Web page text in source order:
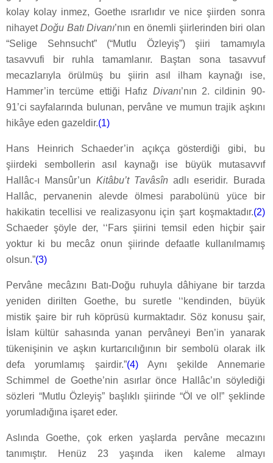
kolay kolay inmez, Goethe ısrarlıdır ve nice şiirden sonra
nihayetDoğu Batı Divanı’nın en önemli şiirlerinden biri olan
“Selige Sehnsucht” (“Mutlu Özleyiş”) şiiri tamamıyla
tasavvufi bir ruhla tamamlanır. Baştan sona tasavvuf
mecazlarıyla örülmüş bu şiirin asıl ilham kaynağı ise,
Hammer’in tercüme ettiği Hafız Divanı’nın 2. cildinin 90-
91’ci sayfalarında bulunan, pervâne ve mumun trajik aşkını
hikâye eden gazeldir.(1)
Hans Heinrich Schaeder’in açıkça gösterdiği gibi, bu
şiirdeki sembollerin asıl kaynağı ise büyük mutasavvıf
Hallâc-ı Mansûr’un Kitâbu’t Tavâsînadlı eseridir. Burada
Hallâc, pervanenin alevde ölmesi parabolünü yüce bir
hakikatin tecellisi ve realizasyonu için şart koşmaktadır.(2)
Schaeder şöyle der, ‘‘Fars şiirini temsil eden hiçbir şair
yoktur ki bu mecâz onun şiirinde defaatle kullanılmamış
olsun.”(3)
Pervâne mecâzını Batı-Doğu ruhuyla dâhiyane bir tarzda
yeniden dirilten Goethe, bu suretle ‘‘kendinden, büyük
mistik şaire bir ruh köprüsü kurmaktadır. Söz konusu şair,
İslam kültür sahasında yanan pervâneyi Ben’in yanarak
tükenişinin ve aşkın kurtarıcılığının bir sembolü olarak ilk
defa yorumlamış şairdir.”(4)Aynı şekilde Annemarie
Schimmel de Goethe’nin asırlar önce Hallâc’ın söylediği
sözleri “Mutlu Özleyiş” başlıklı şiirinde “Öl ve ol!” şeklinde
yorumladığına işaret eder.
Aslında Goethe, çok erken yaşlarda pervâne mecazını
tanımıştır. Henüz 23 yaşında iken kaleme almayı